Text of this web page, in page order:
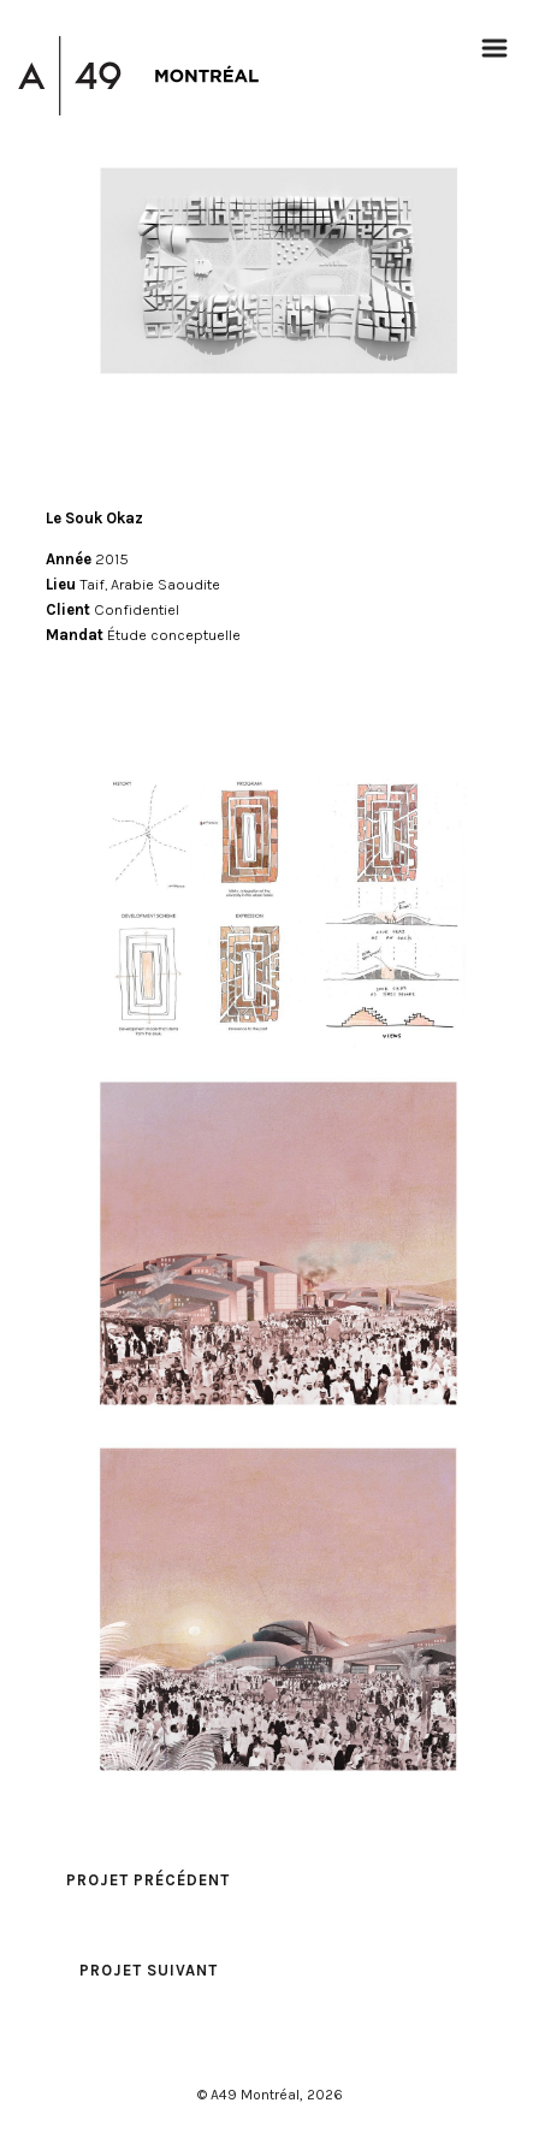
Le Souk Okaz
Année 2015
LieuTaif, Arabie Saoudite
Client Confidentiel
Mandat Étude conceptuelle
PROJET PRÉCÉDENT
PROJET SUIVANT
© A49 Montréal, 2026